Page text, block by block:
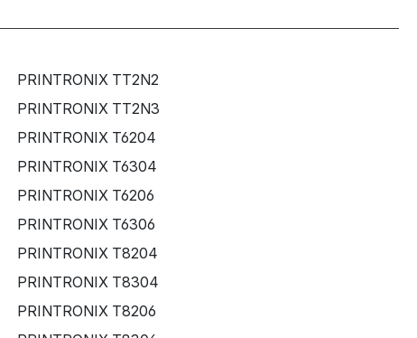
PRINTRONIX TT2N2
PRINTRONIX TT2N3
PRINTRONIX T6204
PRINTRONIX T6304
PRINTRONIX T6206
PRINTRONIX T6306
PRINTRONIX T8204
PRINTRONIX T8304
PRINTRONIX T8206